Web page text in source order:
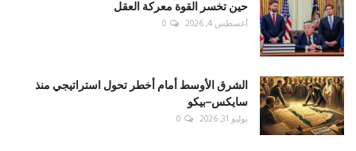
حين تخسر القوة معركة العقل
أغسطس 4, 2026 0
الشرق الأوسط أمام أخطر تحول استراتيجي منذ
سايكس–بيكو
يوليو 31, 2026 0